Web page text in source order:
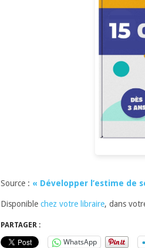
Source : « Développer l’estime de
Disponible chez votre libraire, dans
PARTAGER :
WhatsApp